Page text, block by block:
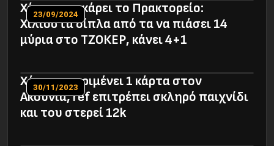
Χάστης σοκάρει το Πρακτορείο:
Χιλιοστά δίπλα από τα να πιάσει 14
μύρια στο ΤΖΟΚΕΡ, κάνει 4+1
23/09/2024
Xάστης περιμένει 1 κάρτα στον
Ακούνια, ref επιτρέπει σκληρό παιχνίδι
και του στερεί 12k
30/11/2023